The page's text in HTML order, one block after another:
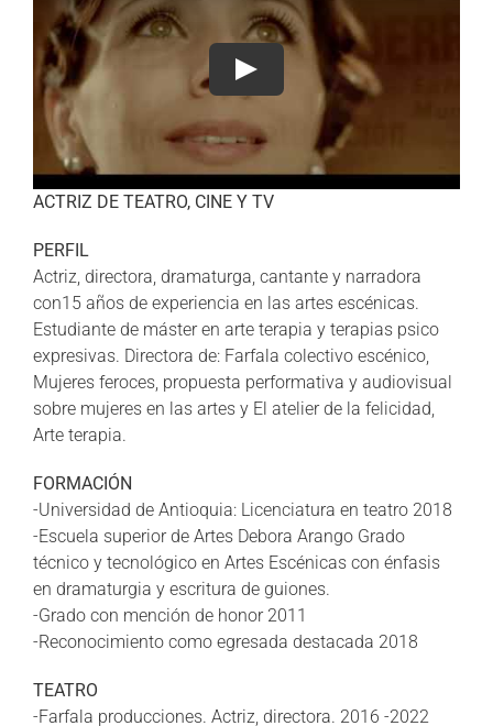
Play
ACTRIZ DE TEATRO, CINE Y TV
PERFIL
Actriz, directora, dramaturga, cantante y narradora
con15 años de experiencia en las artes escénicas.
Estudiante de máster en arte terapia y terapias psico
expresivas. Directora de: Farfala colectivo escénico,
Mujeres feroces, propuesta performativa y audiovisual
sobre mujeres en las artes y El atelier de la felicidad,
Arte terapia.
FORMACIÓN
-Universidad de Antioquia: Licenciatura en teatro 2018
-Escuela superior de Artes Debora Arango Grado
técnico y tecnológico en Artes Escénicas con énfasis
en dramaturgia y escritura de guiones.
-Grado con mención de honor 2011
-Reconocimiento como egresada destacada 2018
TEATRO
-Farfala producciones. Actriz, directora. 2016 -2022